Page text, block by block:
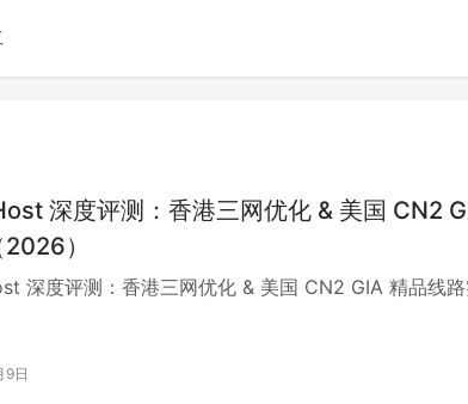
深度评测：香港三网优化 & 美国 CN2
）
深度评测：香港三网优化 & 美国 CN2 GIA 精品线路
9日